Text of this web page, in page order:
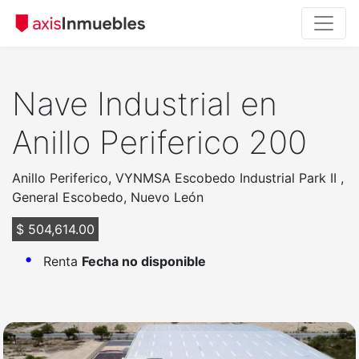
Nave Industrial en
Anillo Periferico 200
Anillo Periferico, VYNMSA Escobedo Industrial Park II ,
General Escobedo, Nuevo León
$ 504,614.00
Renta Fecha no disponible